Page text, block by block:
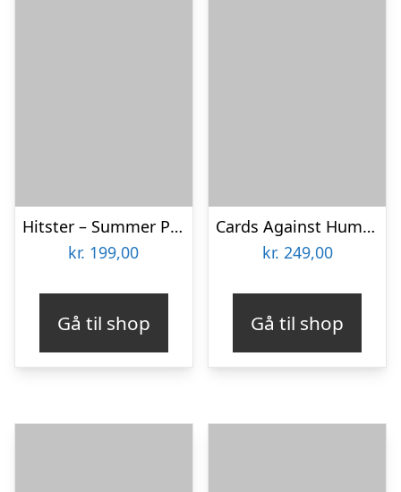
Hitster – Summer Party
kr. 199,00
Gå til shop
Cards Against Humanity – Green Box
kr. 249,00
Gå til shop